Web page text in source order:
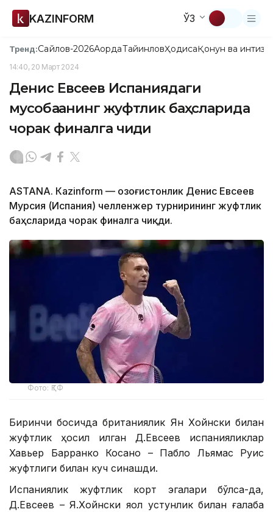
KAZINFORM ЎЗ
Тренд:Сайлов-2026АқордаТайинловҲодисаҚонун ва
14:40, 20 Март 2024
Денис Евсеев Испаниядаги
мусобақанинг жуфтлик баҳсларида
чорак финалга чиқди
ASTANА. Кazinform — Қозоғистонлик Денис Евсеев
Мурсия (Испания) челленжер турнирининг жуфтлик
баҳсларида чорак финалга чиқди.
Фото: ҚТФ
Биринчи босқичда британиялик Ян Хойнски билан
жуфтлик ҳосил қилган Д.Евсеев испанияликлар
Хавьер Барранко Косано – Пабло Льямас Руис
жуфтлиги билан куч синашди.
Испаниялик жуфтлик корт эгалари бўлса-да,
Д.Евсеев – Я.Хойнски яққол устунлик билан ғалаба